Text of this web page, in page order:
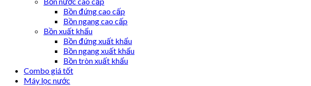
Bồn đứng cao cấp
Bồn ngang cao cấp
Bồn xuất khẩu
Bồn đứng xuất khẩu
Bồn ngang xuất khẩu
Bồn tròn xuất khẩu
Combo giá tốt
Máy lọc nước